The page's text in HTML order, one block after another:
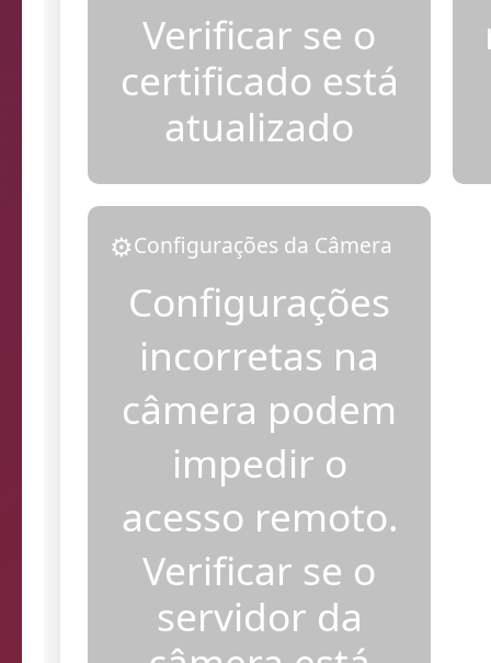
Verificar se o
certificado está
atualizado
⚙️Configurações da Câmera
Configurações
incorretas na
câmera podem
impedir o
acesso remoto.
Verificar se o
servidor da